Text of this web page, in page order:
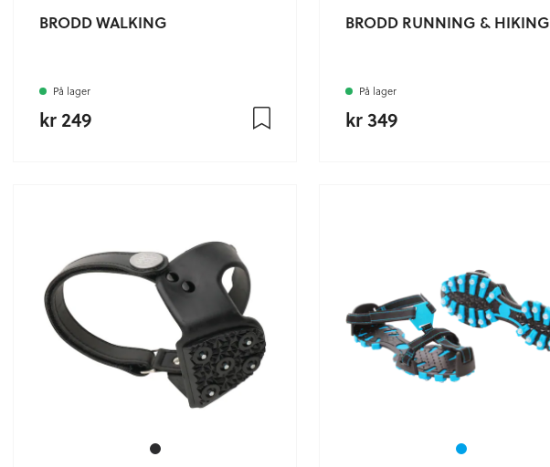
BRODD WALKING
På lager
kr 249
BRODD RUNNING & HIKING
På lager
kr 349